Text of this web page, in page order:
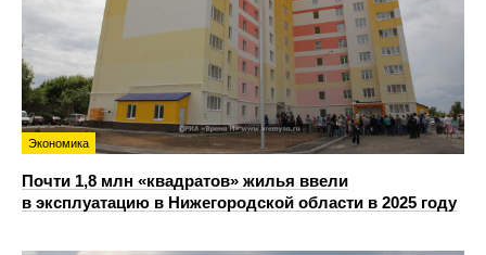
Экономика
Почти 1,8 млн «квадратов» жилья ввели
в эксплуатацию в Нижегородской области в 2025 году